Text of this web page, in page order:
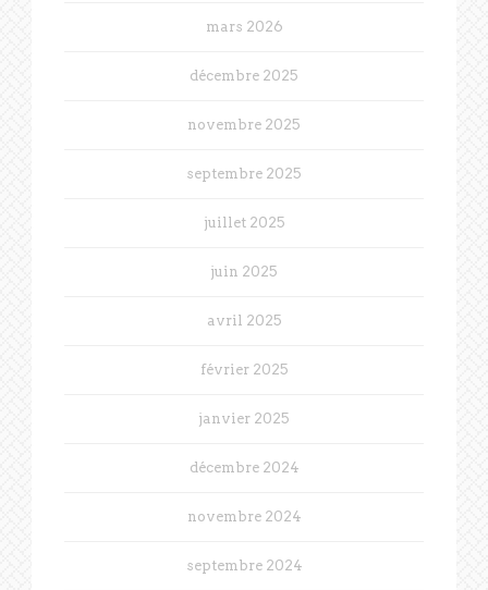
mars 2026
décembre 2025
novembre 2025
septembre 2025
juillet 2025
juin 2025
avril 2025
février 2025
janvier 2025
décembre 2024
novembre 2024
septembre 2024